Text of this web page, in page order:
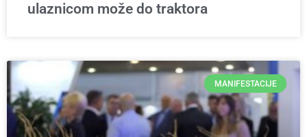
ulaznicom može do traktora
MANIFESTACIJE